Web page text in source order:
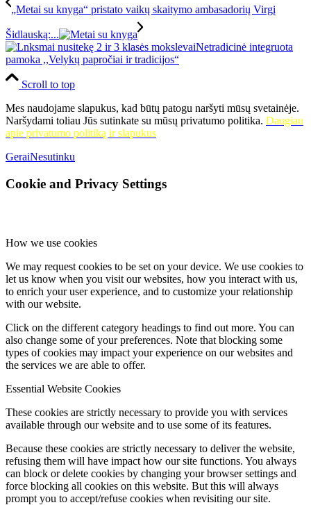
„Metai su knyga“ pristato vaikų skaitymo ambasadorių Virgį
Šidlauską:...
Netradicinė integruota
pamoka ,,Velykų papročiai ir tradicijos“
Scroll to top
Mes naudojame slapukus, kad būtų patogu naršyti mūsų svetainėje.
Naršydami toliau Jūs sutinkate su mūsų privatumo politika. Daugiau
apie privatumo politiką ir slapukus
GeraiNesutinku
Cookie and Privacy Settings
How we use cookies
We may request cookies to be set on your device. We use cookies to
let us know when you visit our websites, how you interact with us,
to enrich your user experience, and to customize your relationship
with our website.
Click on the different category headings to find out more. You can
also change some of your preferences. Note that blocking some
types of cookies may impact your experience on our websites and
the services we are able to offer.
Essential Website Cookies
These cookies are strictly necessary to provide you with services
available through our website and to use some of its features.
Because these cookies are strictly necessary to deliver the website,
refusing them will have impact how our site functions. You always
can block or delete cookies by changing your browser settings and
force blocking all cookies on this website. But this will always
prompt you to accept/refuse cookies when revisiting our site.